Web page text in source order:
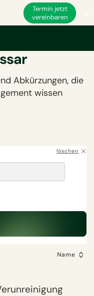
Termin jetzt
vereinbaren
Abkürzungen, die
wissen
löschen
Name